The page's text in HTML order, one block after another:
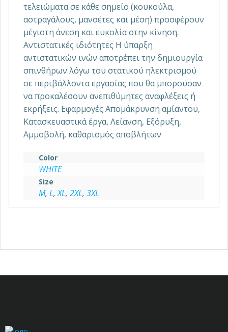
τελειώματα σε κάθε σημείο (κουκούλα,
αστραγάλους, μανσέτες και μέση) προσφέρουν
μέγιστη άνεση και ευκολία στην κίνηση.
Αντιστατικές ιδιότητες Η ύπαρξη
αντιστατικών ινών αποτρέπει την δημιουργία
σπινθήρων λόγω του στατικού ηλεκτρισμού
σε περιβάλλοντα εργασίας που θα μπορούσαν
να προκαλέσουν ανεπιθύμητες αναφλέξεις ή
εκρήξεις. Εφαρμογές Απομάκρυνση αμίαντου,
Κατασκευαστικά έργα, Λείανση, Εξόρυξη,
Αμμοβολή, καθαρισμός αποβλήτων
Color
WHITE
Size
M, L,XL, 2XL, 3XL